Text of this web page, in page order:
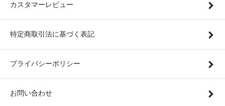
カスタマーレビュー
特定商取引法に基づく表記
プライバシーポリシー
お問い合わせ